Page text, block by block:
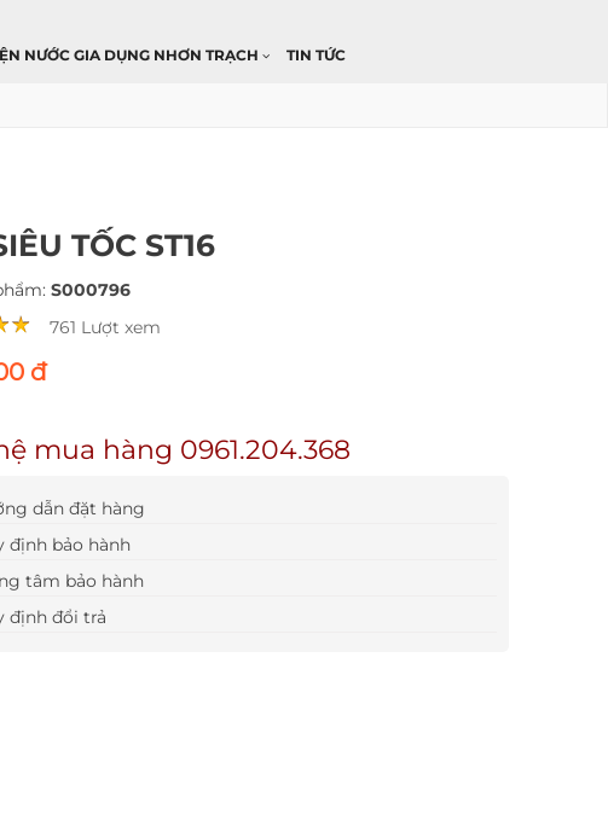
NƯỚC GIA DỤNG NHƠN TRẠCH TIN TỨC
TỐC ST16
S000796
761 Lượt xem
đ
mua hàng 0961.204.368
dẫn đặt hàng
định bảo hành
tâm bảo hành
định đổi trả